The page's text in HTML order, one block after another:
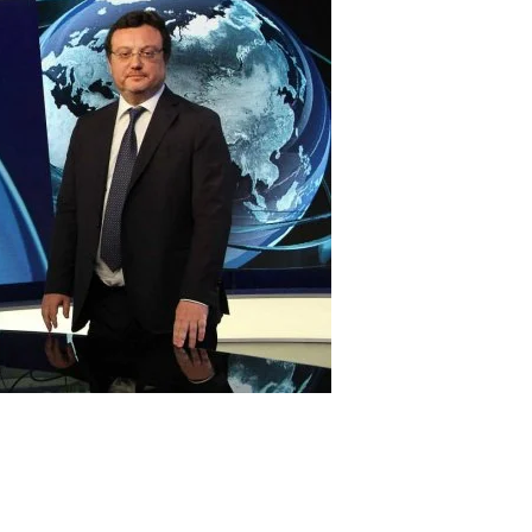
Informazione
al biologico italiano
Nord. Il settore è a
Evidenza
democratici di Caposele